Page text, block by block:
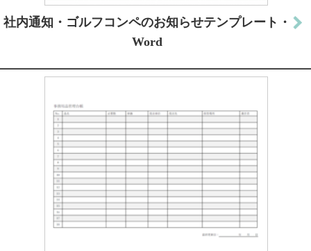
社内通知・ゴルフコンペのお知らせテンプレート・
Word